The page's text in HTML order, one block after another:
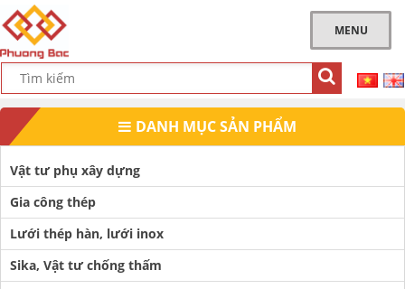
MENU
DANH MỤC SẢN PHẨM
Vật tư phụ xây dựng
Gia công thép
Lưới thép hàn, lưới inox
Sika, Vật tư chống thấm